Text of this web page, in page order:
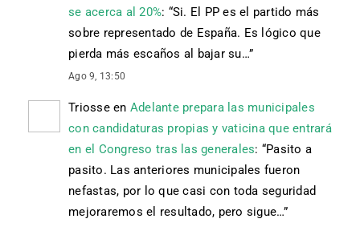
se acerca al 20%: “Si. El PP es el partido más
sobre representado de España. Es lógico que
pierda más escaños al bajar su…”
Ago 9, 13:50
Triosseen Adelante prepara las municipales
con candidaturas propias y vaticina que entrará
en el Congreso tras las generales: “Pasito a
pasito. Las anteriores municipales fueron
nefastas, por lo que casi con toda seguridad
mejoraremos el resultado, pero sigue…”